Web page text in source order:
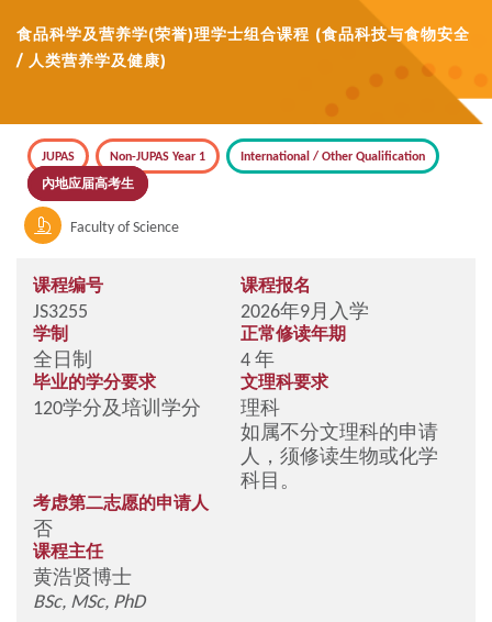
食品科学及营养学(荣誉)理学士组合课程 (食品科技与食物安全
/ 人类营养学及健康)
JUPAS Non-JUPAS Year 1
International / Other Qualification
內地应届高考生
Faculty of Science
课程编号
JS3255
课程报名
2026年9月入学
学制
全日制
正常修读年期
4 年
毕业的学分要求
120学分及培训学分
文理科要求
理科
如属不分文理科的申请
人，须修读生物或化学
科目。
考虑第二志愿的申请人
否
课程主任
黄浩贤博士
BSc, MSc, PhD